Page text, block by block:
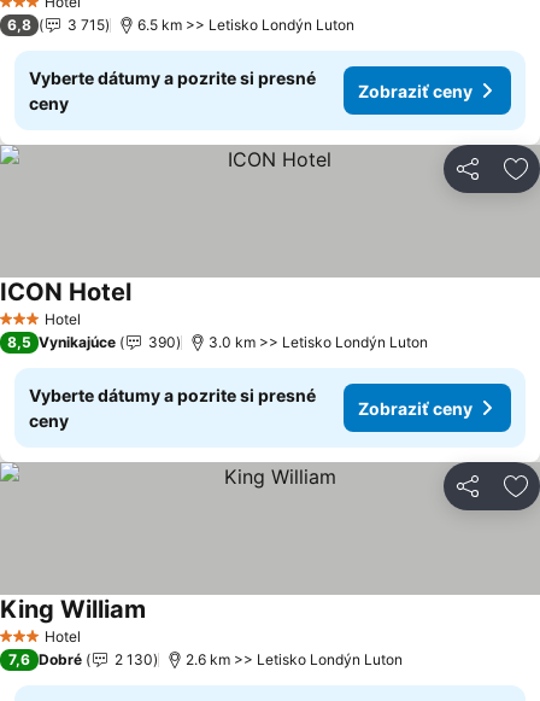
3 Počet hviezdičiek
6,8
3 715 6.5 km >> Letisko Londýn Luton
Vyberte dátumy a pozrite si presné
ceny
Zobraziť ceny
Zdieľať
3 Počet hviezdičiek
Hotel
ICON Hotel
8,5 Vynikajúce 390 3.0 km >> Letisko Londýn Luton
Vyberte dátumy a pozrite si presné
ceny
Zobraziť ceny
Zdieľať
3 Počet hviezdičiek
Hotel
King William
7,6 Dobré 2 130 2.6 km >> Letisko Londýn Luton